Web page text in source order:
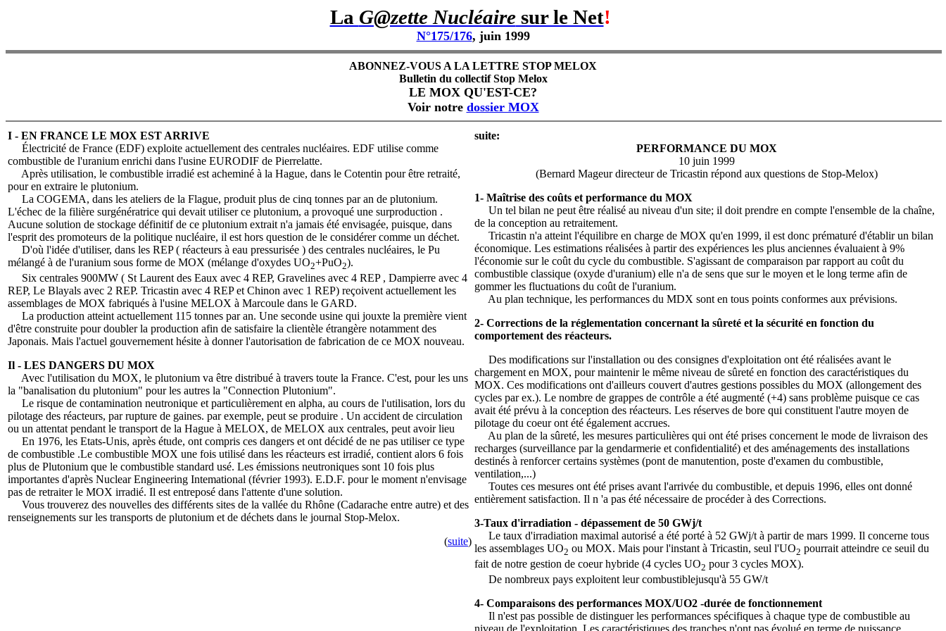
La G@zette Nucléairesur le Net!
N°175/176, juin 1999
ABONNEZ-VOUS A LA LETTRE STOP MELOX
Bulletin du collectif Stop Melox
LE MOX QU'EST-CE?
Voir notre dossier MOX
I - EN FRANCE LE MOX EST ARRIVE
Électricité de France (EDF) exploite actuellement des centrales nucléaires. EDF utilise comme
combustible de l'uranium enrichi dans l'usine EURODIF de Pierrelatte.
Après utilisation, le combustible irradié est acheminé à la Hague, dans le Cotentin pour être retraité,
pour en extraire le plutonium.
La COGEMA, dans les ateliers de la Flague, produit plus de cinq tonnes par an de plutonium.
L'échec de la filière surgénératrice qui devait utiliser ce plutonium, a provoqué une surproduction .
Aucune solution de stockage définitif de ce plutonium extrait n'a jamais été envisagée, puisque, dans
l'esprit des promoteurs de la politique nucléaire, il est hors question de le considérer comme un déchet.
D'où l'idée d'utiliser, dans les REP ( réacteurs à eau pressurisée ) des centrales nucléaires, le Pu
mélangé à de l'uranium sous forme de MOX (mélange d'oxydes UO2+PuO2).
Six centrales 900MW ( St Laurent des Eaux avec 4 REP, Gravelines avec 4 REP , Dampierre avec 4
REP, Le Blayals avec 2 REP. Tricastin avec 4 REP et Chinon avec 1 REP) reçoivent actuellement les
assemblages de MOX fabriqués à l'usine MELOX à Marcoule dans le GARD.
La production atteint actuellement 115 tonnes par an. Une seconde usine qui jouxte la première vient
d'être construite pour doubler la production afin de satisfaire la clientèle étrangère notamment des
Japonais. Mais l'actuel gouvernement hésite à donner l'autorisation de fabrication de ce MOX nouveau.
Il - LES DANGERS DU MOX
Avec l'utilisation du MOX, le plutonium va être distribué à travers toute la France. C'est, pour les uns
la "banalisation du plutonium" pour les autres la "Connection Plutonium".
Le risque de contamination neutronique et particulièrement en alpha, au cours de l'utilisation, lors du
pilotage des réacteurs, par rupture de gaines. par exemple, peut se produire . Un accident de circulation
ou un attentat pendant le transport de la Hague à MELOX, de MELOX aux centrales, peut avoir lieu
En 1976, les Etats-Unis, après étude, ont compris ces dangers et ont décidé de ne pas utiliser ce type
de combustible .Le combustible MOX une fois utilisé dans les réacteurs est irradié, contient alors 6 fois
plus de Plutonium que le combustible standard usé. Les émissions neutroniques sont 10 fois plus
importantes d'après Nuclear Engineering Intemational (février 1993). E.D.F. pour le moment n'envisage
pas de retraiter le MOX irradié. Il est entreposé dans l'attente d'une solution.
Vous trouverez des nouvelles des différents sites de la vallée du Rhône (Cadarache entre autre) et des
renseignements sur les transports de plutonium et de déchets dans le journal Stop-Melox.
(suite)
suite:
PERFORMANCE DU MOX
10 juin 1999
(Bernard Mageur directeur de Tricastin répond aux questions de Stop-Melox)
1- Maîtrise des coûts et performance du MOX
Un tel bilan ne peut être réalisé au niveau d'un site; il doit prendre en compte l'ensemble de la chaîne,
de la conception au retraitement.
Tricastin n'a atteint l'équilibre en charge de MOX qu'en 1999, il est donc prématuré d'établir un bilan
économique. Les estimations réalisées à partir des expériences les plus anciennes évaluaient à 9%
l'économie sur le coût du cycle du combustible. S'agissant de comparaison par rapport au coût du
combustible classique (oxyde d'uranium) elle n'a de sens que sur le moyen et le long terme afin de
gommer les fluctuations du coût de l'uranium.
Au plan technique, les performances du MDX sont en tous points conformes aux prévisions.
2- Corrections de la réglementation concernant la sûreté et la sécurité en fonction du
comportement des réacteurs.
Des modifications sur l'installation ou des consignes d'exploitation ont été réalisées avant le
chargement en MOX, pour maintenir le même niveau de sûreté en fonction des caractéristiques du
MOX. Ces modifications ont d'ailleurs couvert d'autres gestions possibles du MOX (allongement des
cycles par ex.). Le nombre de grappes de contrôle a été augmenté (+4) sans problème puisque ce cas
avait été prévu à la conception des réacteurs. Les réserves de bore qui constituent l'autre moyen de
pilotage du coeur ont été également accrues.
Au plan de la sûreté, les mesures particulières qui ont été prises concernent le mode de livraison des
recharges (surveillance par la gendarmerie et confidentialité) et des aménagements des installations
destinés à renforcer certains systèmes (pont de manutention, poste d'examen du combustible,
ventilation,...)
Toutes ces mesures ont été prises avant l'arrivée du combustible, et depuis 1996, elles ont donné
entièrement satisfaction. Il n 'a pas été nécessaire de procéder à des Corrections.
3-Taux d'irradiation - dépassement de 50 GWj/t
Le taux d'irradiation maximal autorisé a été porté à 52 GWj/t à partir de mars 1999. Il concerne tous
les assemblages UO2 ou MOX. Mais pour l'instant à Tricastin, seul l'UO2 pourrait atteindre ce seuil du
fait de notre gestion de coeur hybride (4 cycles UO2 pour 3 cycles MOX).
De nombreux pays exploitent leur combustiblejusqu'à 55 GW/t
4- Comparaisons des performances MOX/UO2 -durée de fonctionnement
Il n'est pas possible de distinguer les performances spécifiques à chaque type de combustible au